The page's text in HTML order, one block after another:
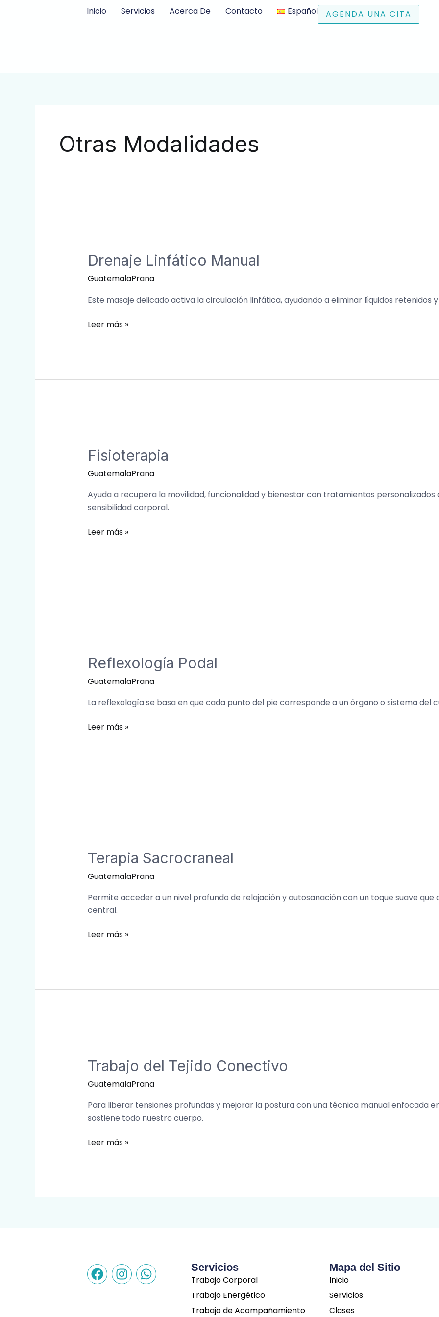
Inicio Servicios Acerca De Contacto Español AGENDA UNA CITA
Otras Modalidades
Drenaje Linfático Manual
GuatemalaPrana
Este masaje delicado activa la circulación linfática, ayudando a eliminar líquidos retenidos
Manual
Leer más »
Fisioterapia
GuatemalaPrana
Ayuda a recupera la movilidad, funcionalidad y bienestar con tratamientos personalizados
sensibilidad corporal.
Leer más »
Reflexología Podal
GuatemalaPrana
La reflexología se basa en que cada punto del pie corresponde a un órgano o sistema del
Leer más »
Terapia Sacrocraneal
GuatemalaPrana
Permite acceder a un nivel profundo de relajación y autosanación con un toque suave que
central.
Leer más »
Trabajo del Tejido Conectivo
GuatemalaPrana
Para liberar tensiones profundas y mejorar la postura con una técnica manual enfocada
sostiene todo nuestro cuerpo.
Tejido
Conectivo
Leer más »
F
a
I
n
W
h
Servicios
Trabajo Corporal
Trabajo Energético
Trabajo de Acompañamiento
Mapa del Sitio
Inicio
Servicios
Clases